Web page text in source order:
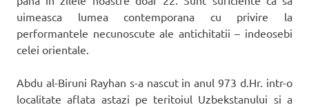
uimeasca lumea contemporana cu privire la
performantele necunoscute ale antichitatii – indeosebi
celei orientale.
Abdu al-Biruni Rayhan s-a nascut in anul 973 d.Hr. intr-o
localitate aflata astazi pe teritoiul Uzbekstanului si a